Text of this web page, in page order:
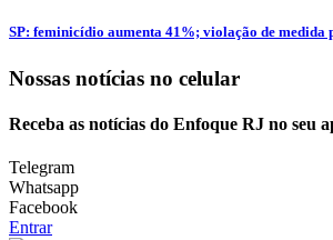
SP: feminicídio aumenta 41%; violação de medida
Nossas notícias no celular
Receba as notícias do Enfoque RJ no seu
Telegram
Whatsapp
Facebook
Entrar